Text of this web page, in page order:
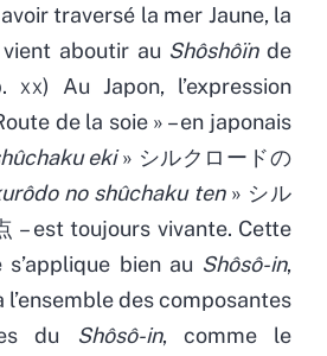
traversé la mer Jaune, la
aboutir au Shôshôïnde
xx) Au Japon, l’expression
de la soie » – en japonais
eki» シルクロードの
no shûchaku ten» シル
– est toujours vivante. Cette
bien au Shôsô-in,
des composantes
du
Shôsô-in, comme le